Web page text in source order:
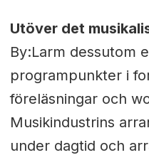
Utöver det
By:Larm dessutom
programpunkter i
föreläsningar och
Musikindustrins
under dagtid och